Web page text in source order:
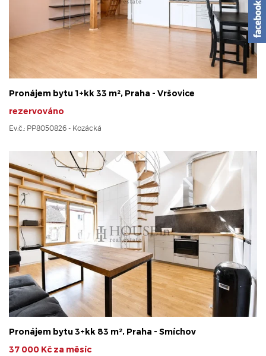
Pronájem bytu 1+kk 33 m², Praha - Vršovice
rezervováno
Ev.č.: PP8050826 - Kozácká
Pronájem bytu 3+kk 83 m², Praha - Smíchov
37 000 Kč za měsíc